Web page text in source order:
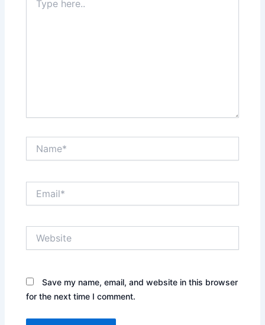
here..
Save my name, email, and website in this browser
for the next time I comment.